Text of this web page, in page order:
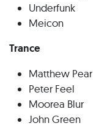
Underfunk
Meicon
Trance
Matthew Pear
Peter Feel
Moorea Blur
John Green